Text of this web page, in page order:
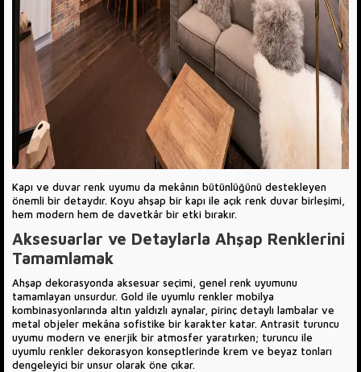
Kapı ve duvar renk uyumu da mekânın bütünlüğünü destekleyen
önemli bir detaydır. Koyu ahşap bir kapı ile açık renk duvar birleşimi,
hem modern hem de davetkâr bir etki bırakır.
Aksesuarlar ve Detaylarla Ahşap Renklerini
Tamamlamak
Ahşap dekorasyonda aksesuar seçimi, genel renk uyumunu
tamamlayan unsurdur. Gold ile uyumlu renkler mobilya
kombinasyonlarında altın yaldızlı aynalar, pirinç detaylı lambalar ve
metal objeler mekâna sofistike bir karakter katar. Antrasit turuncu
uyumu modern ve enerjik bir atmosfer yaratırken; turuncu ile
uyumlu renkler dekorasyon konseptlerinde krem ve beyaz tonları
dengeleyici bir unsur olarak öne çıkar.